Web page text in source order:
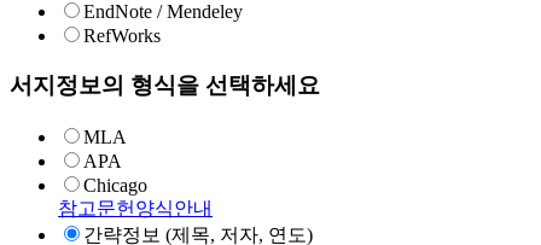
EndNote / Mendeley
RefWorks
서지정보의 형식을 선택하세요
MLA
APA
Chicago
참고문헌양식안내
간략정보 (제목, 저자, 연도)